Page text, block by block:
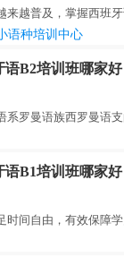
语种培训中心
语B2培训班哪家好
语B1培训班哪家好